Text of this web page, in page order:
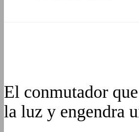
El conmutador
la luz y engendra